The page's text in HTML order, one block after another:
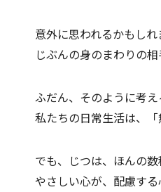
意外に思われるかもし
じぶんの身のまわりの
ふだん、そのように考え
私たちの日常生活は、
でも、じつは、ほんの
やさしい心が、配慮す